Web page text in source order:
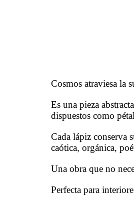
Cosmos atraviesa la
Es una pieza
dispuestos como
Cada lápiz conserva
caótica, orgánica,
Una obra que no
Perfecta para